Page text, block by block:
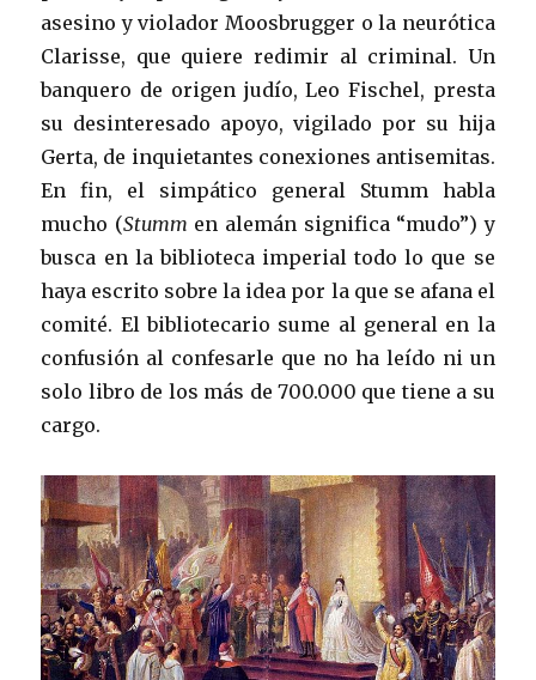
asesino y violador Moosbrugger o la neurótica
Clarisse, que quiere redimir al criminal. Un
banquero de origen judío, Leo Fischel, presta
su desinteresado apoyo, vigilado por su hija
Gerta, de inquietantes conexiones antisemitas.
En fin, el simpático general Stumm habla
mucho (Stumm en alemán significa “mudo”) y
busca en la biblioteca imperial todo lo que se
haya escrito sobre la idea por la que se afana el
comité. El bibliotecario sume al general en la
confusión al confesarle que no ha leído ni un
solo libro de los más de 700.000 que tiene a su
cargo.